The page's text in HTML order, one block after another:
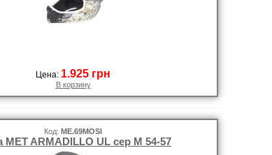
Цена: 1.925 грн
В корзину
Код: ME.69MOSI
MET ARMADILLO UL сер M 54-57